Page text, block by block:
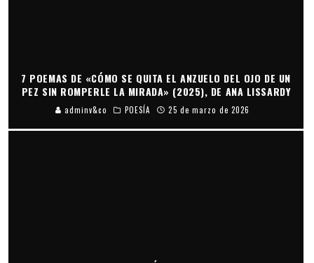
7 POEMAS DE «CÓMO SE QUITA EL ANZUELO DEL OJO DE UN
PEZ SIN ROMPERLE LA MIRADA» (2025), DE ANA LISSARDY
adminv&co POESÍA 25 de marzo de 2026